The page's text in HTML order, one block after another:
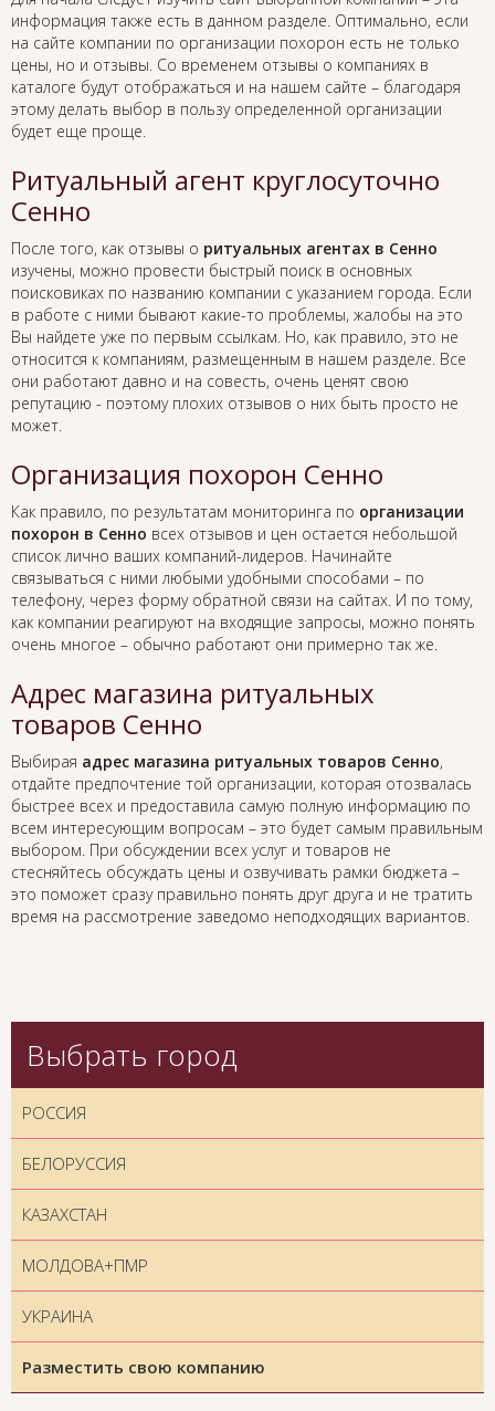
информация также есть в данном разделе. Оптимально, если
на сайте компании по организации похорон есть не только
цены, но и отзывы. Со временем отзывы о компаниях в
каталоге будут отображаться и на нашем сайте – благодаря
этому делать выбор в пользу определенной организации
будет еще проще.
Ритуальный агент круглосуточно
Сенно
После того, как отзывы о ритуальных агентах в Сенно
изучены, можно провести быстрый поиск в основных
поисковиках по названию компании с указанием города. Если
в работе с ними бывают какие-то проблемы, жалобы на это
Вы найдете уже по первым ссылкам. Но, как правило, это не
относится к компаниям, размещенным в нашем разделе. Все
они работают давно и на совесть, очень ценят свою
репутацию - поэтому плохих отзывов о них быть просто не
может.
Организация похорон Сенно
Как правило, по результатам мониторинга по организации
похорон в Сенно всех отзывов и цен остается небольшой
список лично ваших компаний-лидеров. Начинайте
связываться с ними любыми удобными способами – по
телефону, через форму обратной связи на сайтах. И по тому,
как компании реагируют на входящие запросы, можно понять
очень многое – обычно работают они примерно так же.
Адрес магазина ритуальных
товаров Сенно
Выбирая адрес магазина ритуальных товаров Сенно,
отдайте предпочтение той организации, которая отозвалась
быстрее всех и предоставила самую полную информацию по
всем интересующим вопросам – это будет самым правильным
выбором. При обсуждении всех услуг и товаров не
стесняйтесь обсуждать цены и озвучивать рамки бюджета –
это поможет сразу правильно понять друг друга и не тратить
время на рассмотрение заведомо неподходящих вариантов.
Выбрать город
РОССИЯ
БЕЛОРУССИЯ
КАЗАХСТАН
МОЛДОВА+ПМР
УКРАИНА
Разместить свою компанию